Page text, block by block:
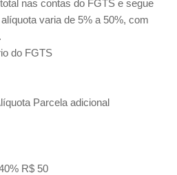
nas contas do FGTS e segue
varia de 5% a 50%, com
do FGTS
Parcela adicional
R$ 50